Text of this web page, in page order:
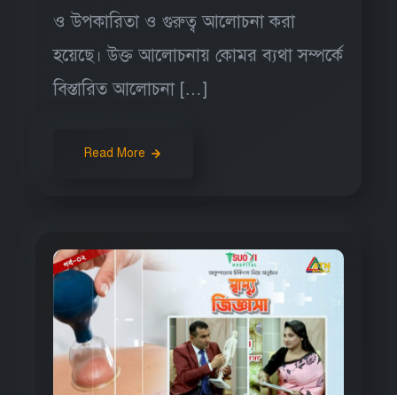
ও উপকারিতা ও গুরুত্ব আলোচনা করা
হয়েছে। উক্ত আলোচনায় কোমর ব্যথা সম্পর্কে
বিস্তারিত আলোচনা […]
Read More